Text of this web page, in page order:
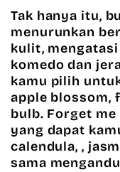
Tak hanya itu,
menurunkan
kulit,
komedo dan
kamu pilih
apple blossom,
bulb. Forget
yang dapat
calendula, ,
sama